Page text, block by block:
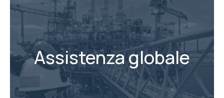
Assistenza globale